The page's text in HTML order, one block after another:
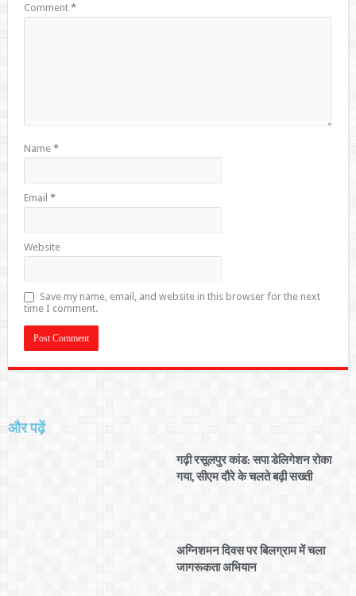
Comment *
Name *
Email *
Website
Save my name, email, and website in this browser for the next
time I comment.
और पढ़ें
गढ़ी रसूलपुर कांड: सपा डेलिगेशन रोका
गया, सीएम दौरे के चलते बढ़ी सख्ती
अग्निशमन दिवस पर बिलग्राम में चला
जागरूकता अभियान